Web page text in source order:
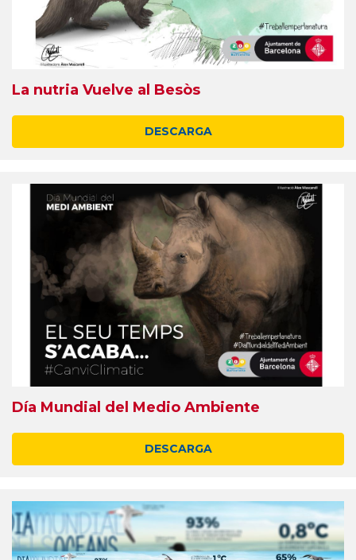
La nutria Vuelve al Besòs
DESCARGA
Día Mundial del Medio Ambiente
DESCARGA